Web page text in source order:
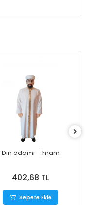
Din adamı - İmam
402,68 TL
Sepete Ekle